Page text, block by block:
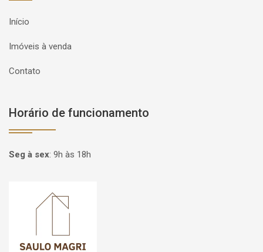
Início
Imóveis à venda
Contato
Horário de funcionamento
Seg à sex: 9h às 18h
Página inicial